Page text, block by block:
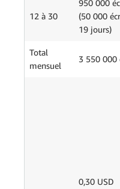
12 à 30
950 000
(50 000
19 jours)
Total
mensuel
3 550 000
0,30 USD